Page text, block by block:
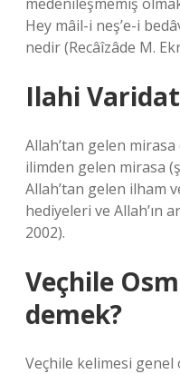
Hey mâil-i neş’e-i
nedir (Recâîzâde M.
Ilahi
Allah’tan gelen mirasa
ilimden gelen mirasa
Allah’tan gelen ilham
hediyeleri ve Allah’ın
2002).
Veçhile
demek?
Veçhile kelimesi